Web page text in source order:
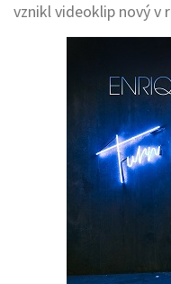
vznikl videoklip nový v